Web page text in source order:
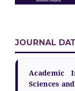
JOURNAL
Academic
Sciences